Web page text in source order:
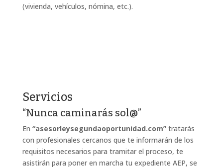
(vivienda, vehículos, nómina, etc.).
Servicios
“Nunca caminarás sol@”
En “asesorleysegundaoportunidad.com”tratarás
con profesionales cercanos que te informarán de los
requisitos necesarios para tramitar el proceso, te
asistirán para poner en marcha tu expediente AEP, se